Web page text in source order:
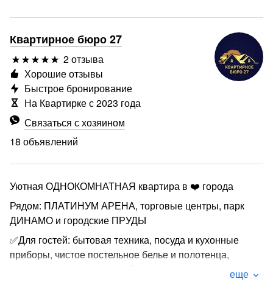
Квартирное бюро 27
2 отзыва
Связаться с хозяином
18 объявлений
Хорошие отзывы
Быстрое бронирование
На Квартирке с 2023 года
Уютная ОДНОКОМНАТНАЯ квартира в ❤️ города
Рядом: ПЛАТИНУМ АРЕНА, торговые центры, парк
ДИНАМО и городские ПРУДЫ
✅Для гостей: бытовая техника, посуда и кухонные
приборы, чистое постельное белье и полотенца,
средства гигиены, фен, чай и сахар, фильтрованная
еще